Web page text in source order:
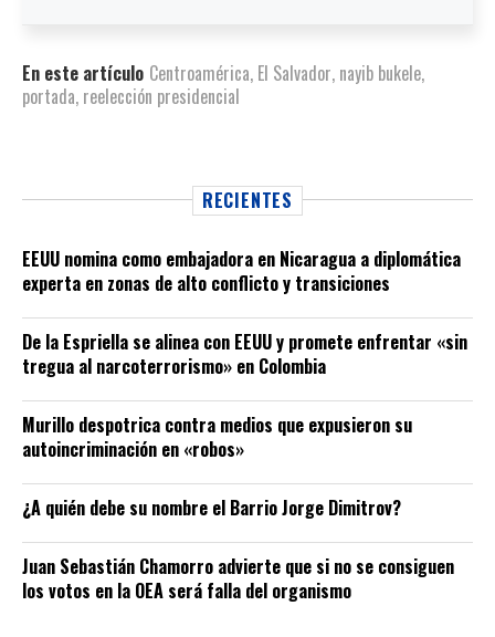
En este artículo Centroamérica, El Salvador, nayib bukele,
portada, reelección presidencial
RECIENTES
EEUU nomina como embajadora en Nicaragua a diplomática
experta en zonas de alto conflicto y transiciones
De la Espriella se alinea con EEUU y promete enfrentar «sin
tregua al narcoterrorismo» en Colombia
Murillo despotrica contra medios que expusieron su
autoincriminación en «robos»
¿A quién debe su nombre el Barrio Jorge Dimitrov?
Juan Sebastián Chamorro advierte que si no se consiguen
los votos en la OEA será falla del organismo